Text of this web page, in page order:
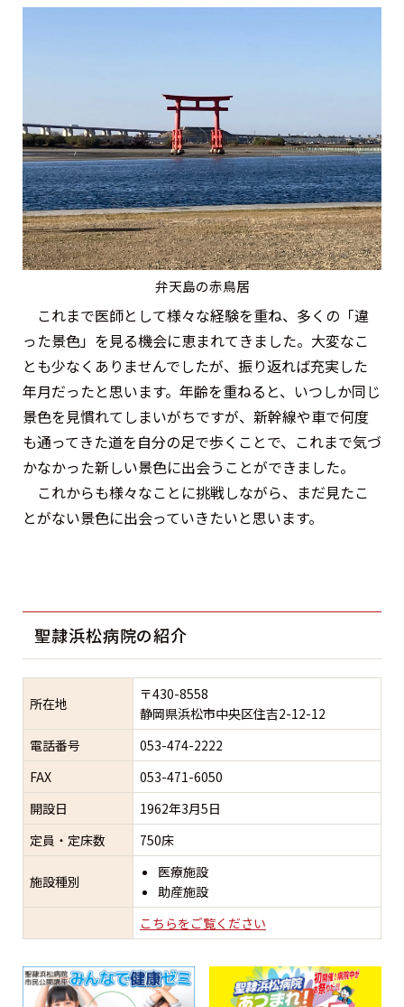
弁天島の赤鳥居
これまで医師として様々な経験を重ね、多くの「違
った景色」を見る機会に恵まれてきました。大変なこ
とも少なくありませんでしたが、振り返れば充実した
年月だったと思います。年齢を重ねると、いつしか同じ
景色を見慣れてしまいがちですが、新幹線や車で何度
も通ってきた道を自分の足で歩くことで、これまで気づ
かなかった新しい景色に出会うことができました。
これからも様々なことに挑戦しながら、まだ見たこ
とがない景色に出会っていきたいと思います。
聖隷浜松病院の紹介
所在地
〒430-8558
静岡県浜松市中央区住吉2-12-12
電話番号
053-474-2222
FAX
053-471-6050
開設日
1962年3月5日
定員・定床数
750床
施設種別
医療施設
助産施設
こちらをご覧ください